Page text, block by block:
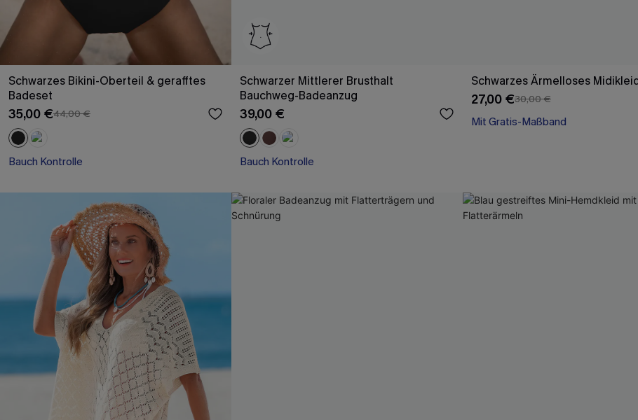
Schwarzes Bikini-Oberteil & gerafftes
Badeset
35,00 €44,00 €
Bauch Kontrolle
Schwarzer Mittlerer Brusthalt
Bauchweg-Badeanzug
39,00 €
Bauch Kontrolle
Schwarzes Ärmelloses
27,00 €30,00 €
Mit Gratis-Maßband
High waist